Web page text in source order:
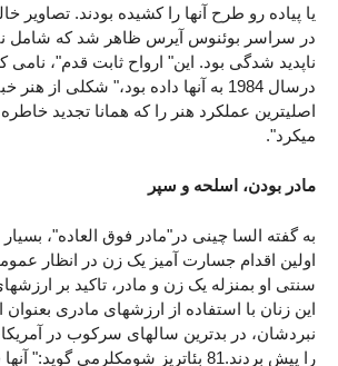
در سراسر بوئنوس آیرس ظاهر شد که شامل
ناپدید شدگی بود. این" ارواح ثابت قدم"، نامی
درسال 1984 به آنها داده بود،" شکلی از
اصلیترین عملکرد هنر را که همانا تجدید
میکرد".
مادر بودن، اسلحه و سپر
به گفته السا چینی در"مادر فوق العاده"،
اولین اقدام جسارت آمیز یک زن در انظار
این زنان با استفاده از ارزشهای مادری
نبردشان، در بدترین سالهای سرکوب در
را پیش بردند.81 بئاتریز شومکلرمی